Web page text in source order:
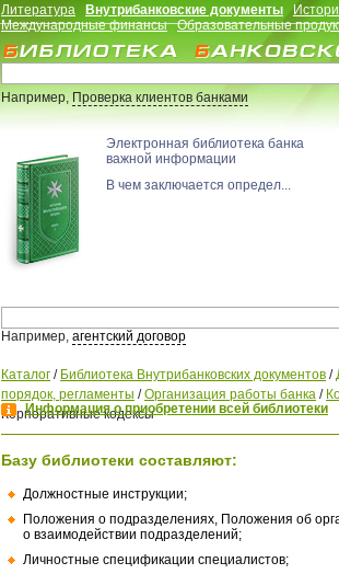
Литература Внутрибанковские документы
Международные финансы
Образовательные
Например,Проверка клиентов банками
Электронная библиотека банка
важной информации
В чем заключается определ...
Например, агентский договор
Каталог / Библиотека Внутрибанковских документов /
порядок, регламенты /Организация работы банка /
Корпоративные кодексы
Информация о приобретении всей библиотеки
Базу библиотеки составляют:
Должностные инструкции;
Положения о подразделениях, Положения об
о взаимодействии подразделений;
Личностные спецификации специалистов;